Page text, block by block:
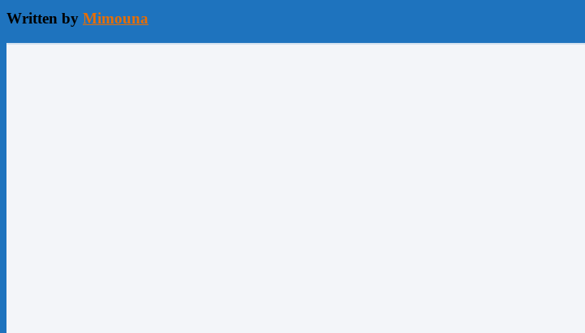
Written by Mimouna